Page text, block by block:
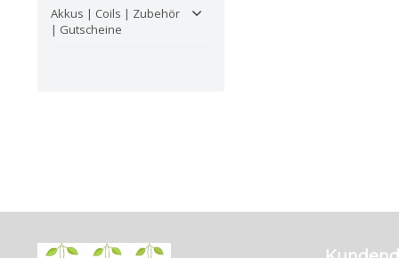
Akkus | Coils | Zubehör
| Gutscheine